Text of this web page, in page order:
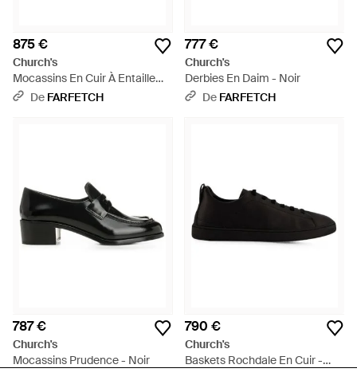
875 €
Church's
Mocassins En Cuir À Entaille
Penny - Noir
De FARFETCH
777 €
Church's
Derbies En Daim - Noir
De FARFETCH
787 €
Church's
Mocassins Prudence - Noir
790 €
Church's
Baskets Rochdale En Cuir -